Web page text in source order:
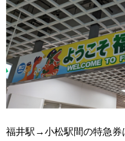
福井駅→小松駅間の特急券